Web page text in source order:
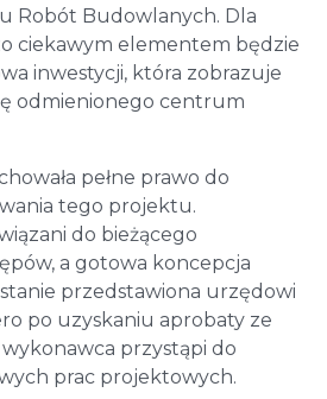
Robót Budowlanych. Dla
ciekawym elementem będzie
inwestycji, która zobrazuje
odmienionego centrum
pełne prawo do
tego projektu.
do bieżącego
a gotowa koncepcja
przedstawiona urzędowi
po uzyskaniu aprobaty ze
przystąpi do
prac projektowych.